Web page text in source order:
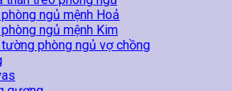
ngủ mệnh Hoả
ngủ mệnh Kim
phòng ngủ vợ chồng